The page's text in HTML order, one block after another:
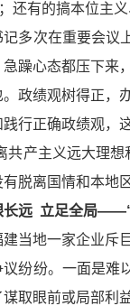
；还有的搞本位
记多次在重要会议
躁心态都压下来
政绩观树得正，
行正确政绩观，
共产主义远大理
脱离国情和本地
长远 立足全局
建当地一家企业斥
纷纷。一面是难
取眼前或局部利